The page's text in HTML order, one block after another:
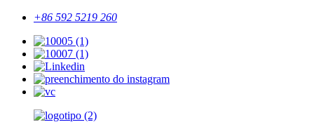
+86 592 5219 260